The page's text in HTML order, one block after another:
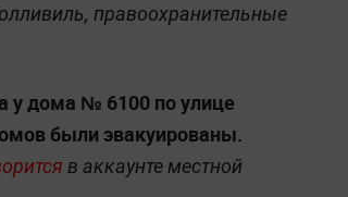
правоохранительные
у дома № 6100 по улице
были эвакуированы.
в аккаунте местной